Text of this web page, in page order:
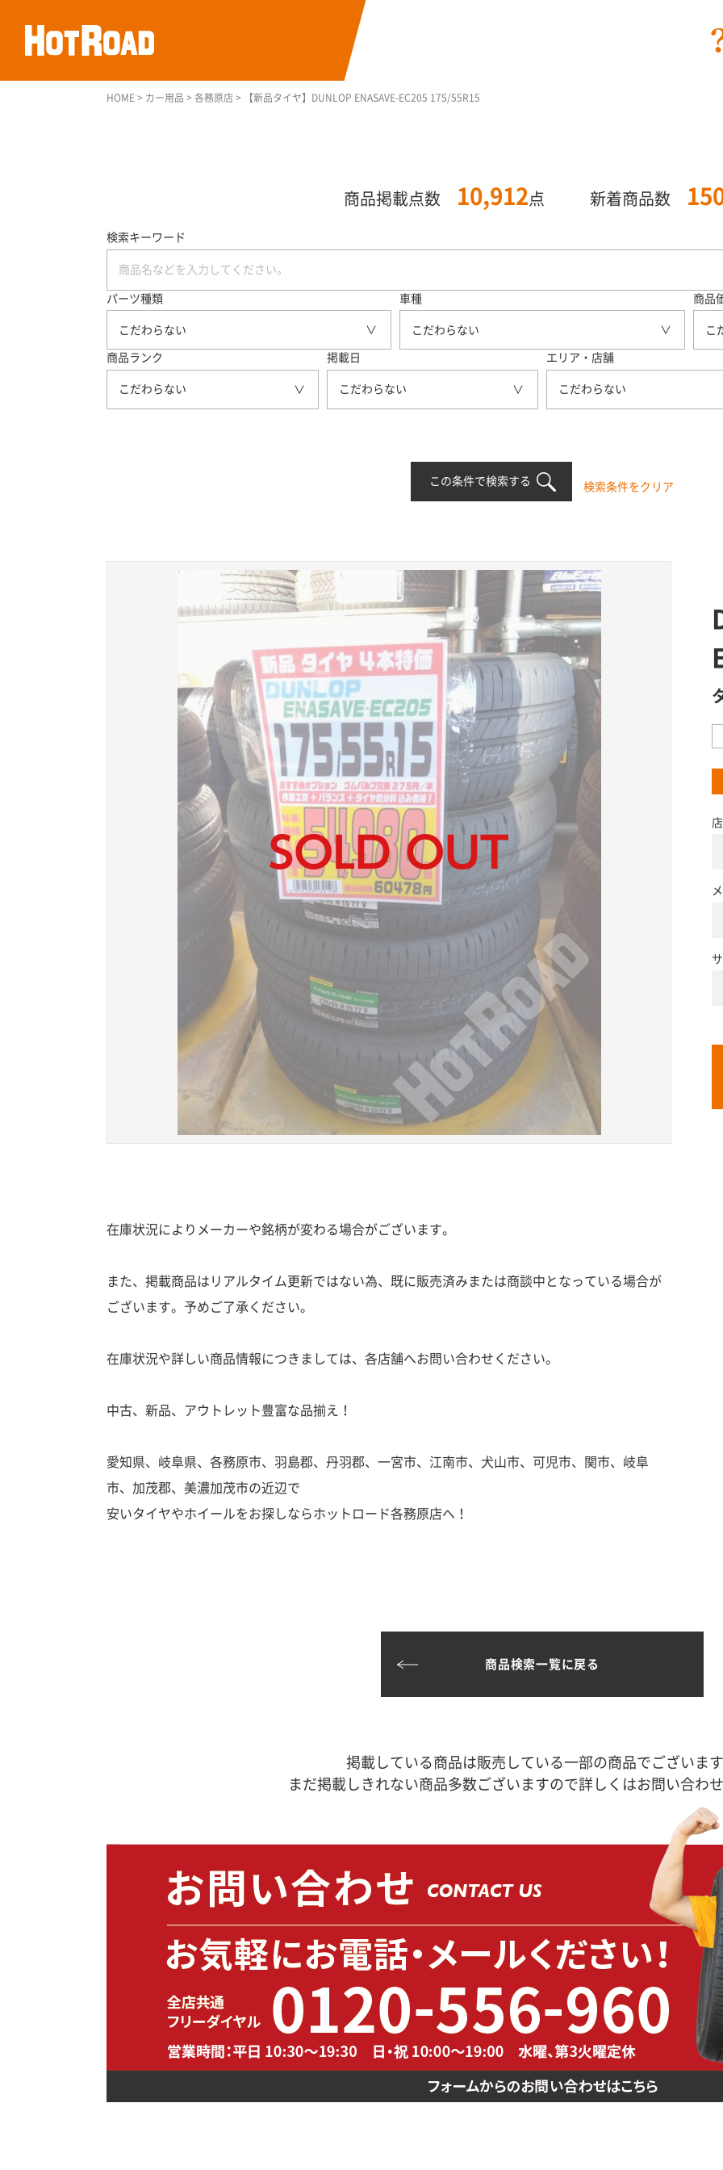
HOME > カー用品 > 各務原店 > 【新品タイヤ】DUNLOP ENASAVE-EC205 175/55R15
商品掲載点数 10,912 点 新着商品数
検索キーワード
パーツ種類
こだわらない
車種
こだわらない
商品
こ
商品ランク
こだわらない
掲載日
こだわらない
エリア・店舗
こだわらない
この条件で検索する 検索条件をクリア
在庫状況によりメーカーや銘柄が変わる場合がございます。
また、掲載商品はリアルタイム更新ではない為、既に販売済みまたは商談中となっている場合が
ございます。予めご了承ください。
在庫状況や詳しい商品情報につきましては、各店舗へお問い合わせください。
中古、新品、アウトレット豊富な品揃え！
愛知県、岐阜県、各務原市、羽島郡、丹羽郡、一宮市、江南市、犬山市、可児市、関市、岐阜
市、加茂郡、美濃加茂市の近辺で
安いタイヤやホイールをお探しならホットロード各務原店へ！
商品検索一覧に戻る
掲載している商品は販売している一部の商品でございます
まだ掲載しきれない商品多数ございますので詳しくはお問い合わせ